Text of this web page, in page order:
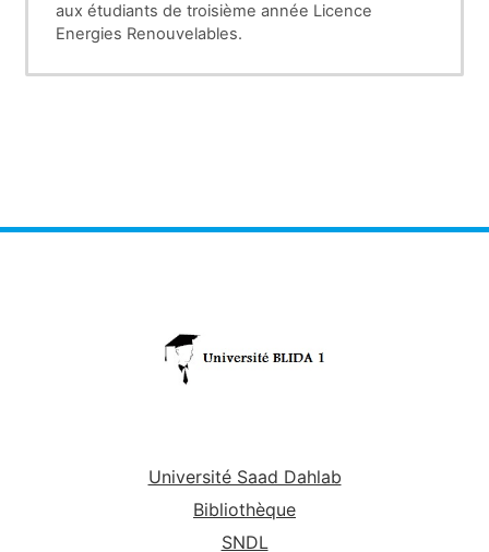
aux étudiants de troisième année Licence
Energies Renouvelables.
Université Saad Dahlab
Bibliothèque
SNDL